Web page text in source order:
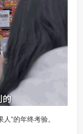
”的年终考验。